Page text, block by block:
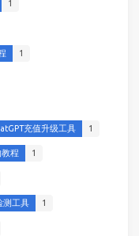
1
1
充值升级工具 1
教程 1
测工具 1